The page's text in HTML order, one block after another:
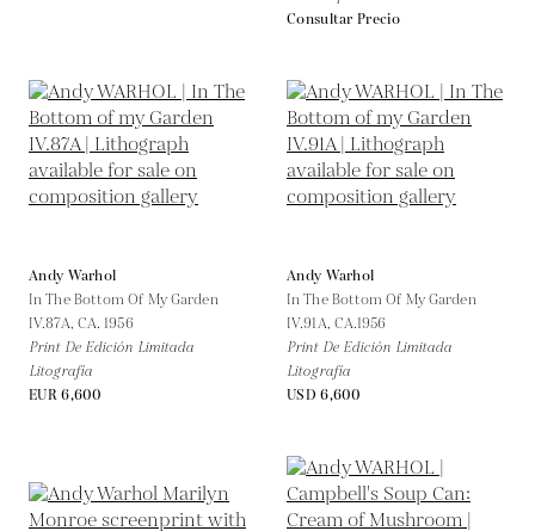
Consultar Precio
Andy Warhol
In The Bottom Of My Garden
IV.87A, CA. 1956
Print De Edición Limitada
Litografía
EUR 6,600
Andy Warhol
In The Bottom Of My Garden
IV.91A, CA.1956
Print De Edición Limitada
Litografía
USD 6,600